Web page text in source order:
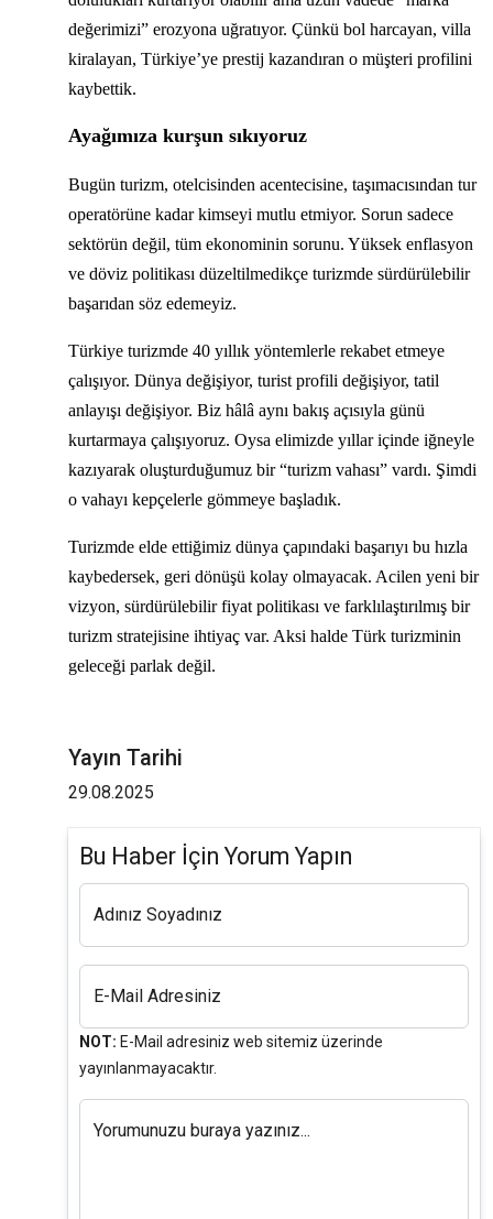
değerimizi” erozyona uğratıyor. Çünkü bol harcayan, villa
kiralayan, Türkiye’ye prestij kazandıran o müşteri profilini
kaybettik.
Ayağımıza kurşun sıkıyoruz
Bugün turizm, otelcisinden acentecisine, taşımacısından tur
operatörüne kadar kimseyi mutlu etmiyor. Sorun sadece
sektörün değil, tüm ekonominin sorunu. Yüksek enflasyon
ve döviz politikası düzeltilmedikçe turizmde sürdürülebilir
başarıdan söz edemeyiz.
Türkiye turizmde 40 yıllık yöntemlerle rekabet etmeye
çalışıyor. Dünya değişiyor, turist profili değişiyor, tatil
anlayışı değişiyor. Biz hâlâ aynı bakış açısıyla günü
kurtarmaya çalışıyoruz. Oysa elimizde yıllar içinde iğneyle
kazıyarak oluşturduğumuz bir “turizm vahası” vardı. Şimdi
o vahayı kepçelerle gömmeye başladık.
Turizmde elde ettiğimiz dünya çapındaki başarıyı bu hızla
kaybedersek, geri dönüşü kolay olmayacak. Acilen yeni bir
vizyon, sürdürülebilir fiyat politikası ve farklılaştırılmış bir
turizm stratejisine ihtiyaç var. Aksi halde Türk turizminin
geleceği parlak değil.
Yayın Tarihi
29.08.2025
Bu Haber İçin Yorum Yapın
Adınız Soyadınız
E-Mail Adresiniz
NOT: E-Mail adresiniz web sitemiz üzerinde
yayınlanmayacaktır.
Yorumunuzu buraya yazınız...